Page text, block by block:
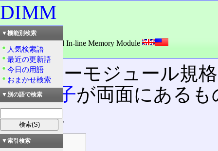
DIMM
読み：ディム
外語：DIMM: Dual In-line Memory Module
品詞：名詞
メモリーモジュール規
分の端子が両面にある
で二列。
▼機能別検索
人気検索語
最近の更新語
今日の用語
おまかせ検索
▼別の語で検索
▼索引検索